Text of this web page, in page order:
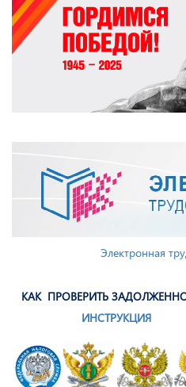
Электронная
КАК ПРОВЕРИТЬ
ИНСТРУКЦИЯ